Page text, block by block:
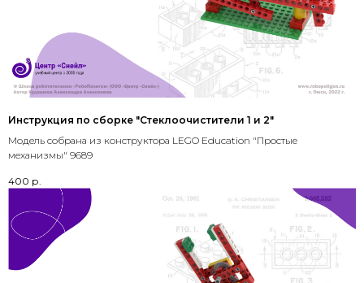
Инструкция по сборке "Стеклоочистители 1 и 2"
Модель собрана из конструктора LEGO Education "Простые
механизмы" 9689
400 р.